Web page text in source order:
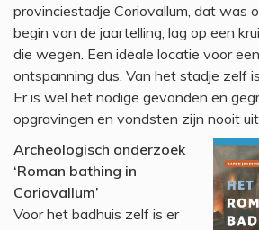
provinciestadje Coriovallum, dat was
begin van de jaartelling, lag op een
die wegen. Een ideale locatie voor
ontspanning dus. Van het stadje zelf
Er is wel het nodige gevonden en
opgravingen en vondsten zijn nooit
Archeologisch onderzoek
‘Roman bathing in
Coriovallum’
Voor het badhuis zelf is er